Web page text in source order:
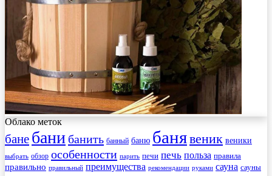
Облако меток
бане бани банить банный баню банявеник веники
выбрать обзор особенности парить печи печь польза правила
правильно правильный преимущества рекомендации руками сауна сауны